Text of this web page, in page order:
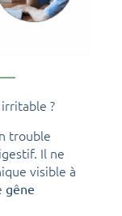
?
trouble
Il ne
visible à
gêne